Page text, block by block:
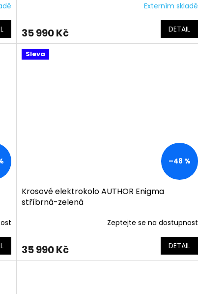
Externím skladě
35 990 Kč DETAIL
Sleva
–48 %
Krosové elektrokolo AUTHOR Enigma
stříbrná-zelená
Zeptejte se na dostupnost
35 990 Kč DETAIL